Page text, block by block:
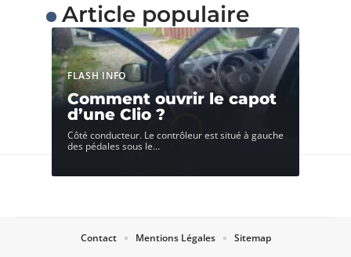
Article populaire
FLASH INFO
Comment ouvrir le capot
d’une Clio ?
Côté conducteur. Le contrôleur est situé à gauche
des pédales sous le…
Contact Mentions Légales Sitemap